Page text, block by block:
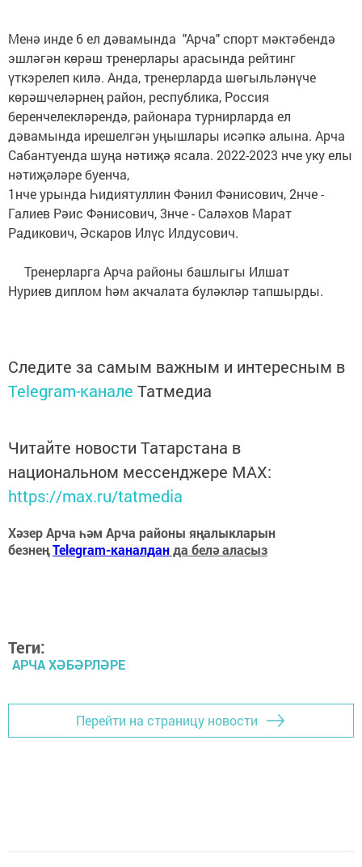
Менә инде 6 ел дәвамында "Арча" спорт мәктәбендә
эшләгән көрәш тренерлары арасында рейтинг
үткэрелеп килә. Анда, тренерларда шөгыльләнүче
көрәшчеләрнең район, республика, Россия
беренчелекләрендә, районара турнирларда ел
дәвамында ирешелгән уңышлары исәпкә алына. Арча
Сабантуенда шуңа нәтиҗә ясала. 2022-2023 нче уку елы
нәтиҗәләре буенча,
1нче урында Һидиятуллин Фәнил Фәнисович, 2нче -
Галиев Рәис Фәнисович, 3нче - Саләхов Марат
Радикович, Әскаров Илүс Илдусович.
Тренерларга Арча районы башлыгы Илшат
Нуриев диплом hәм акчалата буләкләр тапшырды.
Следите за самым важным и интересным в
Telegram-канале Татмедиа
Читайте новости Татарстана в
национальном мессенджере MАХ:
https://max.ru/tatmedia
Хәзер Арча һәм Арча районы яңалыкларын
безнеңTelegram-каналданда белә аласыз
Теги:
АРЧА ХӘБӘРЛӘРЕ
Перейти на страницу новости